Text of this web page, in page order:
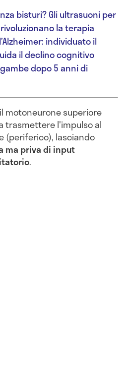
bisturi? Gli ultrasuoni per
la terapia
individuato il
il declino cognitivo
dopo 5 anni di
motoneurone superiore
trasmettere l'impulso al
(periferico), lasciando
ma priva di input
.